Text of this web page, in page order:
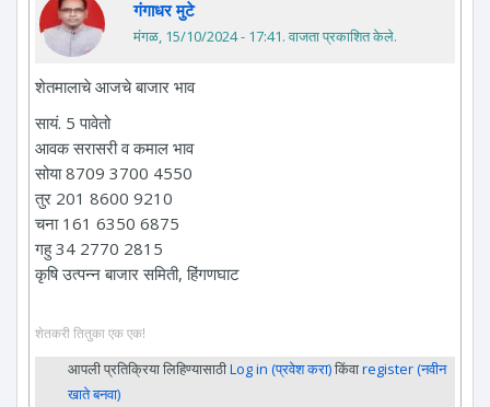
गंगाधर मुटे
मंगळ, 15/10/2024 - 17:41. वाजता प्रकाशित केले.
शेतमालाचे आजचे बाजार भाव
सायं. 5 पावेतो
आवक सरासरी व कमाल भाव
सोया 8709 3700 4550
तुर 201 8600 9210
चना 161 6350 6875
गहु 34 2770 2815
कृषि उत्पन्न बाजार समिती, हिंगणघाट
शेतकरी तितुका एक एक!
आपली प्रतिक्रिया लिहिण्यासाठीLog in (प्रवेश करा)किंवाregister (नवीन
खाते बनवा)